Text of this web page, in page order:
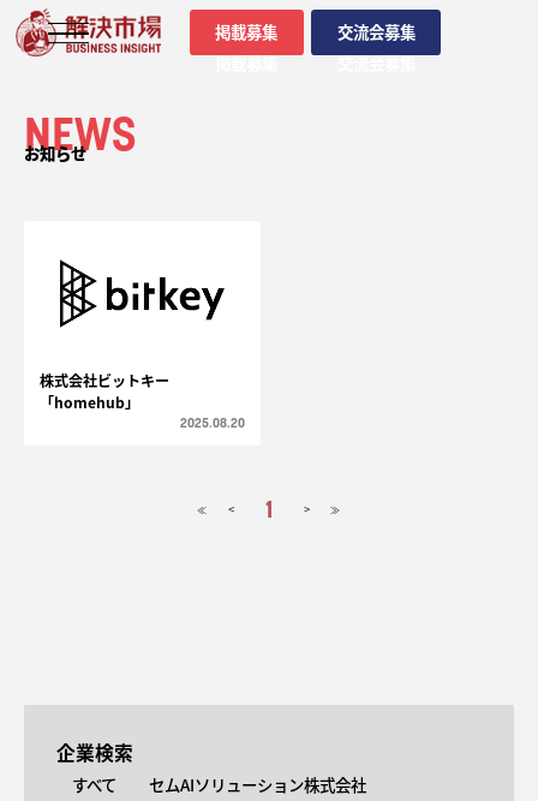
掲載募集
掲載募集
交流会募集
交流会募集
NEWS
お知らせ
株式会社ビットキー
「homehub」
2025.08.20
≪ < 1 > ≫
企業検索
すべて
セムAIソリューション株式会社